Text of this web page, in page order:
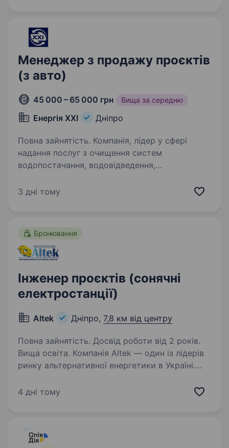
організація, що надає допомогу…
Менеджер з продажу проєктів
(з авто)
45 000 – 65 000 грн Вища за середню
Енергія XXI Дніпро
Повна зайнятість. Компанія, лідер у сфері
надання послуг з очищення систем
водопостачання, водовідведення,
запрошує на роботу: менеджера з продажу
3 дні тому
Бронювання
Інженер проєктів (сонячні
електростанції)
Altek Дніпро, 7,8 км від центру
Повна зайнятість. Досвід роботи від 2 років.
Вища освіта. Компанія Altek — один із лідерів
ринку альтернативної енергетики в Україні.
до співпраці Інженера проєктів для реалізації
4 дні тому